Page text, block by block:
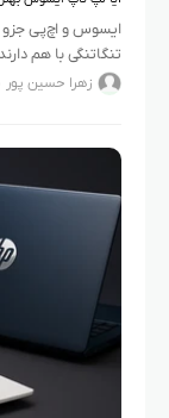
ایسوس و اچ‌پی جزو
۲۰.۱٪ از سهم بازار جهانی، زهرا حسین پور